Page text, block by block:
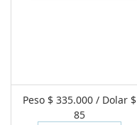
Peso $ 335.000 / Dolar $
85